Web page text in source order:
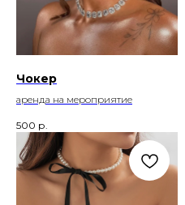
Чокер
аренда на мероприятие
500 р.